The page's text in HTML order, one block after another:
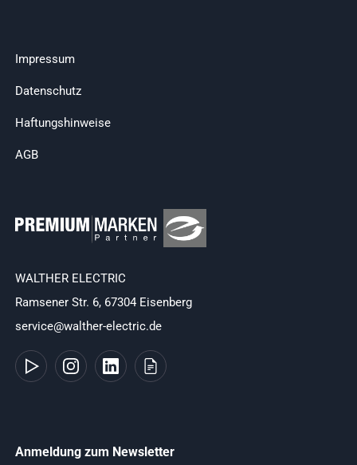
Impressum
Datenschutz
Haftungshinweise
AGB
WALTHER ELECTRIC
Ramsener Str. 6, 67304 Eisenberg
service@walther-electric.de
Anmeldung zum Newsletter